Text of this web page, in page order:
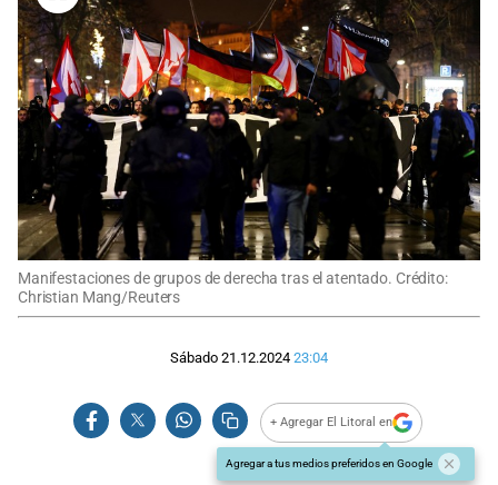
Manifestaciones de grupos de derecha tras el atentado. Crédito:
Christian Mang/Reuters
Sábado 21.12.2024 23:04
+ Agregar El Litoral en
Agregar a tus medios preferidos en Google